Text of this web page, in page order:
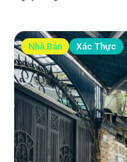
Nhà Bán Xác Thực